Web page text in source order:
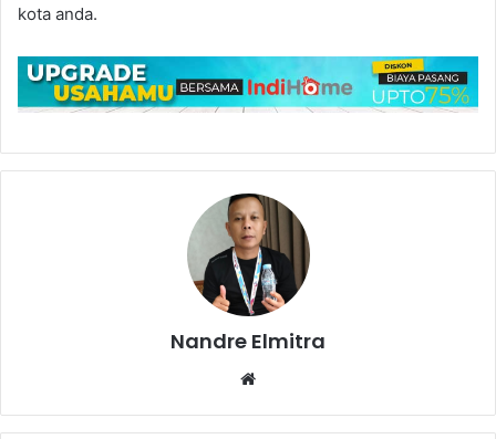
kota anda.
Nandre Elmitra
Website